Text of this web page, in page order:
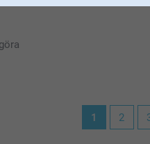
och omdöme, kul att du
1 2